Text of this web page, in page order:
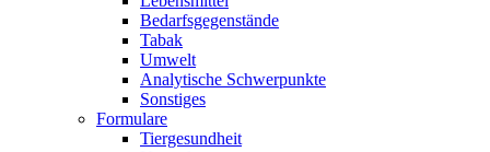
Bedarfsgegenstände
Tabak
Umwelt
Analytische Schwerpunkte
Sonstiges
Formulare
Tiergesundheit